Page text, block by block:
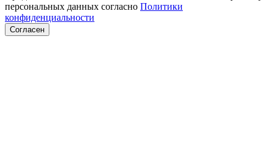
персональных данных согласно Политики
конфиденциальности
Согласен